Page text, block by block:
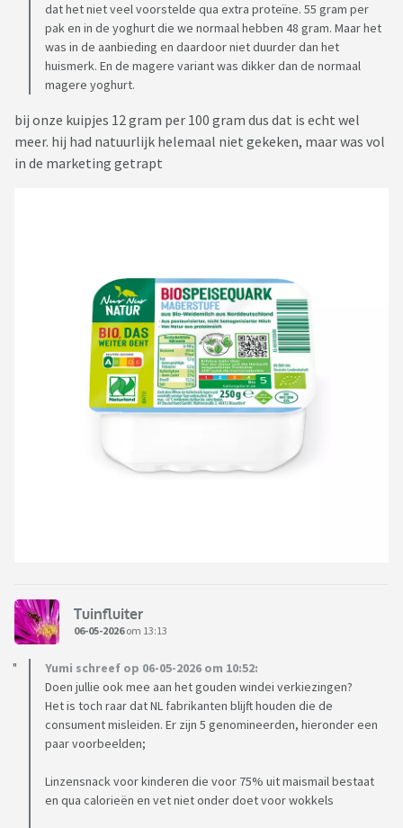
dat het niet veel voorstelde qua extra proteïne. 55 gram per
pak en in de yoghurt die we normaal hebben 48 gram. Maar het
was in de aanbieding en daardoor niet duurder dan het
huismerk. En de magere variant was dikker dan de normaal
magere yoghurt.
bij onze kuipjes 12 gram per 100 gram dus dat is echt wel
meer. hij had natuurlijk helemaal niet gekeken, maar was vol
in de marketing getrapt
Tuinfluiter
06-05-2026om 13:13
Yumi schreef op 06-05-2026 om 10:52:
Doen jullie ook mee aan het gouden windei verkiezingen?
Het is toch raar dat NL fabrikanten blijft houden die de
consument misleiden. Er zijn 5 genomineerden, hieronder een
paar voorbeelden;
Linzensnack voor kinderen die voor 75% uit maismail bestaat
en qua calorieën en vet niet onder doet voor wokkels